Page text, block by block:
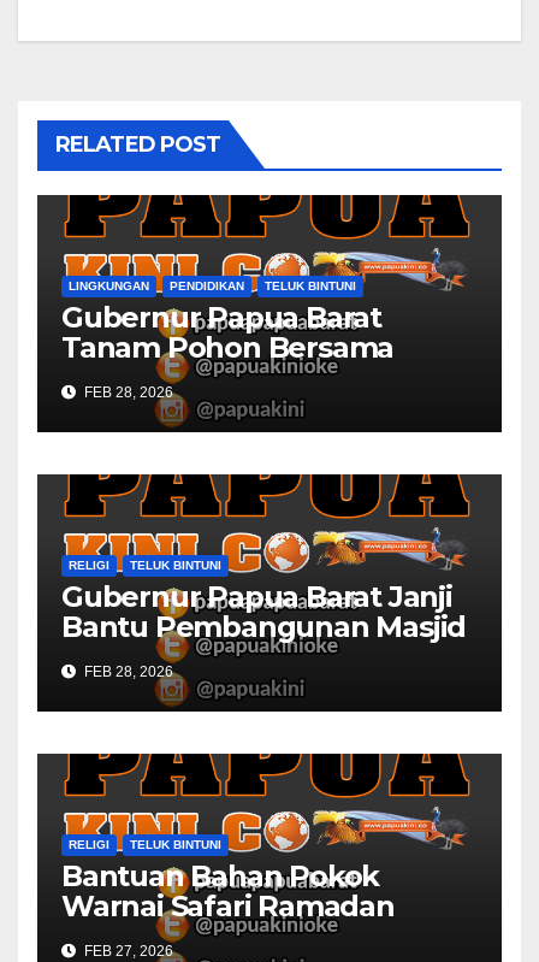
RELATED POST
LINGKUNGAN PENDIDIKAN TELUK BINTUNI
Gubernur Papua Barat
Tanam Pohon Bersama
Civitas Academica
Universitas Muhammadiyah
FEB 28, 2026
RELIGI TELUK BINTUNI
Gubernur Papua Barat Janji
Bantu Pembangunan Masjid
Al Maun Bintuni
FEB 28, 2026
RELIGI TELUK BINTUNI
Bantuan Bahan Pokok
Warnai Safari Ramadan
Papua Barat
FEB 27, 2026